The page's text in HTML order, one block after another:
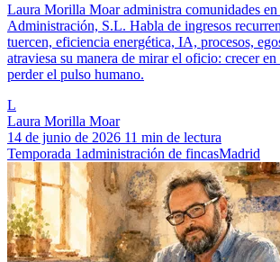
Laura Morilla Moar administra comunidades
Administración, S.L. Habla de ingresos
tuercen, eficiencia energética, IA, procesos,
atraviesa su manera de mirar el oficio: crecer
perder el pulso humano.
L
Laura Morilla Moar
14 de junio de 2026 11 min de lectura
Temporada 1administración de fincasMadrid